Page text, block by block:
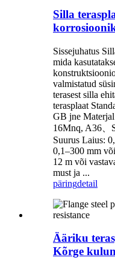
Silla
Sissejuhatus
mida
valmistatud
terasest silla
terasplaat
GB jne
16Mnq, A36、
Suurus Laius:
0,1–300 mm
12 m või
must ja ...
päringdetail
Ääriku
Kõrge